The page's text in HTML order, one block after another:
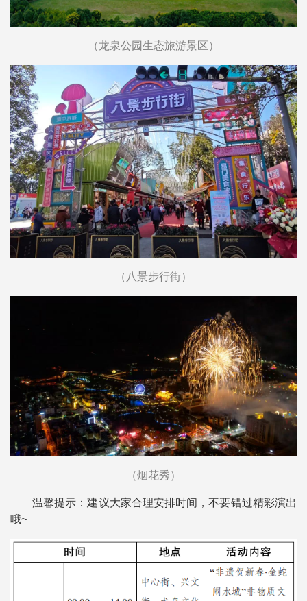
（龙泉公园生态旅游景区）
（八景步行街）
（烟花秀）
温馨提示：建议大家合理安排时间，不要错过精彩演出
哦~